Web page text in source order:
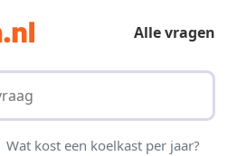
Alle vragen
Wat kost een koelkast per jaar?